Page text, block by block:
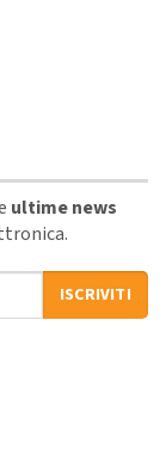
ultime news
ISCRIVITI